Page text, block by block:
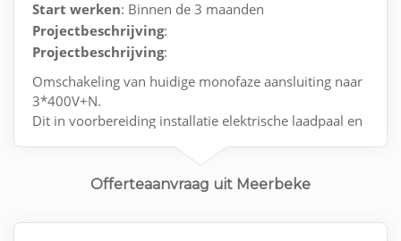
Start werken: Binnen de 3 maanden
Projectbeschrijving:
Projectbeschrijving:
Omschakeling van huidige monofaze aansluiting naar
3*400V+N.
Dit in voorbereiding installatie elektrische laadpaal en
Offerteaanvraag uit Meerbeke